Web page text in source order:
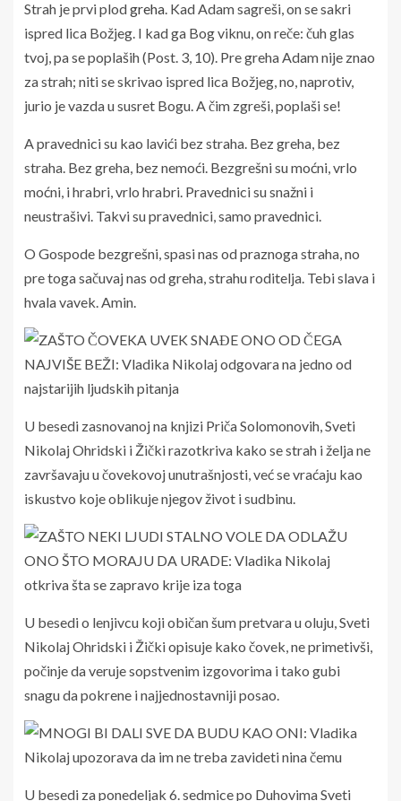
Strah je prvi plodgreha. Kad Adam sagreši, on se sakri
ispred lica Božjeg. I kad ga Bog viknu, on reče: čuh glas
tvoj, pa se poplaših (Post. 3, 10). Pre greha Adam nije znao
za strah; niti se skrivao ispred lica Božjeg, no, naprotiv,
jurio je vazda u susret Bogu. A čim zgreši, poplaši se!
A pravednici su kao lavići bez straha. Bez greha, bez
straha. Bez greha, bez nemoći. Bezgrešni su moćni, vrlo
moćni, i hrabri, vrlo hrabri. Pravednici su snažni i
neustrašivi. Takvi su pravednici, samo pravednici.
O Gospode bezgrešni, spasi nas od praznoga straha, no
pre toga sačuvaj nas od greha, strahu roditelja. Tebi slava i
hvala vavek. Amin.
U besedi zasnovanoj na knjizi Priča Solomonovih, Sveti
Nikolaj Ohridski i Žički razotkriva kako se strah i želja ne
završavaju u čovekovoj unutrašnjosti, već se vraćaju kao
iskustvo koje oblikuje njegov život i sudbinu.
U besedi o lenjivcu koji običan šum pretvara u oluju, Sveti
Nikolaj Ohridski i Žički opisuje kako čovek, ne primetivši,
počinje da veruje sopstvenim izgovorima i tako gubi
snagu da pokrene i najjednostavniji posao.
U besedi za ponedeljak 6. sedmice po Duhovima Sveti